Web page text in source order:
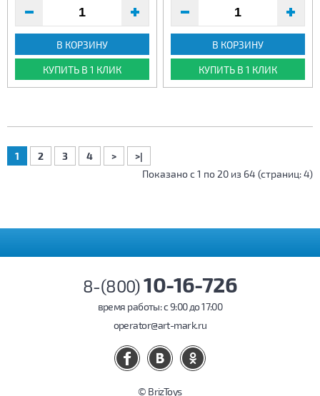
В КОРЗИНУ
КУПИТЬ В 1 КЛИК
В КОРЗИНУ
КУПИТЬ В 1 КЛИК
1 2 3 4 >
>|
Показано с 1 по 20 из 64 (страниц: 4)
8-(800)10-16-726
время работы: c 9:00 до 17:00
operator@art-mark.ru
© BrizToys